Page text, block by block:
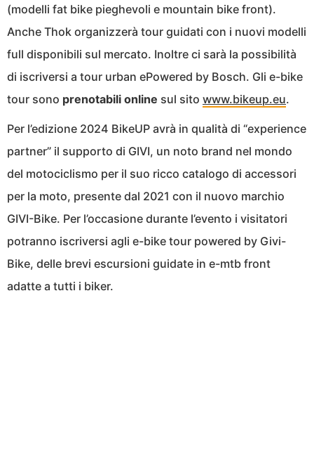
(modelli fat bike pieghevoli e mountain bike front).
Anche Thok organizzerà tour guidati con i nuovi modelli
full disponibili sul mercato. Inoltre ci sarà la possibilità
di iscriversi a tour urban ePowered by Bosch. Gli e-bike
tour sono prenotabili online sul sito www.bikeup.eu.
Per l’edizione 2024 BikeUP avrà in qualità di “experience
partner” il supporto di GIVI, un noto brand nel mondo
del motociclismo per il suo ricco catalogo di accessori
per la moto, presente dal 2021 con il nuovo marchio
GIVI-Bike. Per l’occasione durante l’evento i visitatori
potranno iscriversi agli e-bike tour powered by Givi-
Bike, delle brevi escursioni guidate in e-mtb front
adatte a tutti i biker.